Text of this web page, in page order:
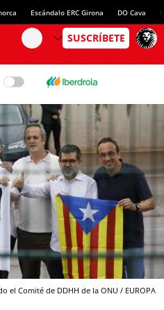
Escándalo ERC Girona DO Cava
el Comité de DDHH de la ONU / EUROPA